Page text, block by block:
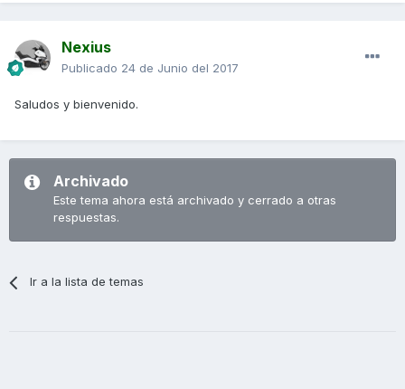
Nexius
Publicado 24 de Junio del 2017
Saludos y bienvenido.
Archivado
Este tema ahora está archivado y cerrado a otras
respuestas.
Ir a la lista de temas